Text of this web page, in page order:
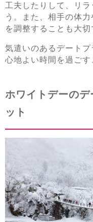
工夫したりして、リ
う。また、相手の体
を調整することも大切
気遣いのあるデート
心地よい時間を過ごす
ホワイトデーの
ット